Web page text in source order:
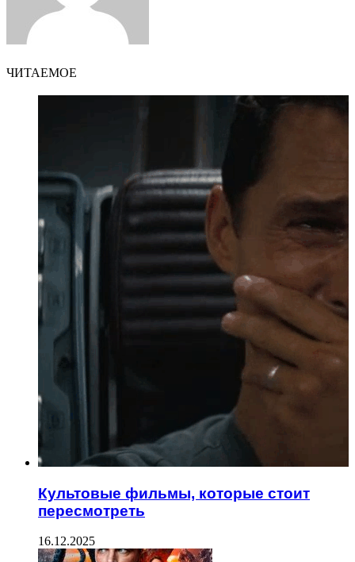
ЧИТАЕМОЕ
Культовые фильмы, которые стоит
пересмотреть
16.12.2025